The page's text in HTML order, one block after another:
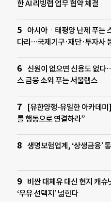
한 AI 리빙랩 업무 협약 체결
아시아ㆍ태평양 난제 푸는
다리…국제기구·재단·투자사
신원이 없으면 신용도 없
스 금융 소외 푸는 서울랩스
[유한양행-유일한 아카데미
를 행동으로 연결하라”
생명보험업계, ‘상생금융’
비싼 대체유 대신 현지 캐
‘우유 선택지’ 넓힌다